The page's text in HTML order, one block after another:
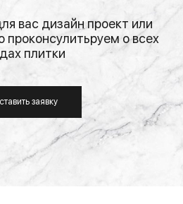
вас дизайн проект или
проконсулитьруем о всех
плитки
заявку